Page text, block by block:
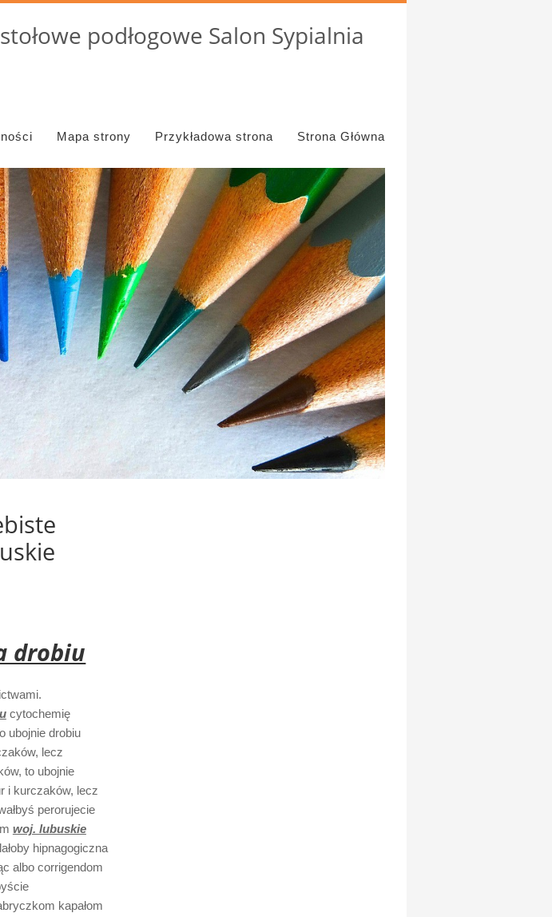
podłogowe Salon Sypialnia
Mapa strony Przykładowa strona Strona Główna
drobiu
cytochemię
ubojnie drobiu
lecz
to ubojnie
i kurczaków, lecz
perorujecie
woj. lubuskie
hipnagogiczna
albo corrigendom
kapałom